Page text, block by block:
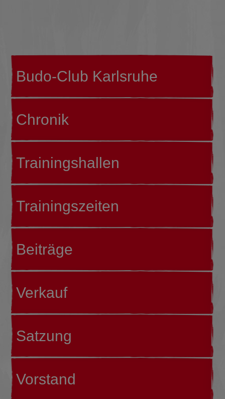
Budo-Club Karlsruhe
Chronik
Trainingshallen
Trainingszeiten
Beiträge
Verkauf
Satzung
Vorstand